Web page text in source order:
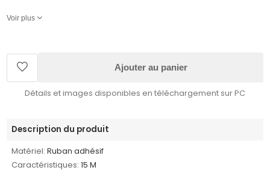
Voir plus
Ajouter au panier
Détails et images disponibles en téléchargement sur PC
Description du produit
Matériel: Ruban adhésif
Caractéristiques: 15 M